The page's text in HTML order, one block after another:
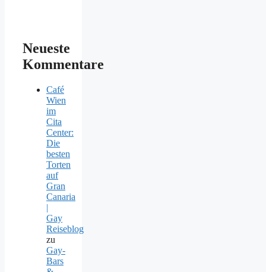
Neueste
Kommentare
Café
Wien
im
Cita
Center:
Die
besten
Torten
auf
Gran
Canaria
|
Gay
Reiseblog
zu
Gay-
Bars